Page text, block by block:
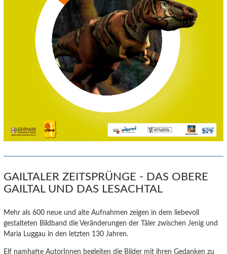
GAILTALER ZEITSPRÜNGE - DAS OBERE
GAILTAL UND DAS LESACHTAL
Mehr als 600 neue und alte Aufnahmen zeigen in dem liebevoll
gestalteten Bildband die Veränderungen der Täler zwischen Jenig und
Maria Luggau in den letzten 130 Jahren.
Elf namhafte AutorInnen begleiten die Bilder mit ihren Gedanken zu